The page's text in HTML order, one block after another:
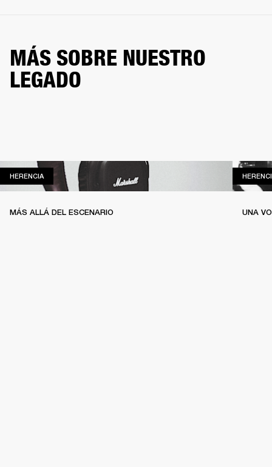
MÁS SOBRE NUESTRO
LEGADO
HERENCIAHERENCIA
MÁS ALLÁ DEL ESCENARIO UNA